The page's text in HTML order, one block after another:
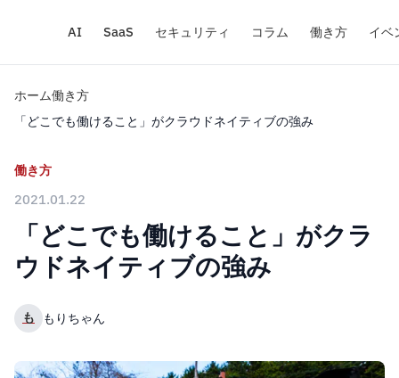
AI SaaS セキュリティ コラム 働き方 イベ
ホーム働き方
「どこでも働けること」がクラウドネイティブの強み
働き方
2021.01.22
「どこでも働けること」がクラ
ウドネイティブの強み
も もりちゃん